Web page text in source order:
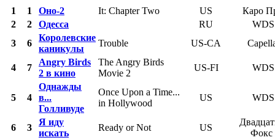
1 1 Оно-2 It: Chapter Two US
Каро
2
2 Одесса RU
3
6
Королевские
каникулы
Trouble US-CA
4 7
Angry Birds
2 в кино
The Angry Birds
Movie 2
US-FI
5 4
Однажды
в...
Голливуде
Once Upon a Time...
in Hollywood
US
6 3
Я иду
искать
Ready or Not US